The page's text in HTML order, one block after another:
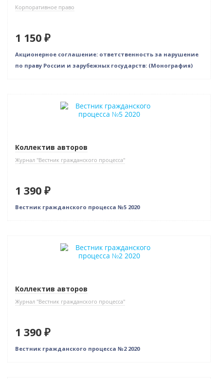
Корпоративное право
1 150 ₽
Акционерное соглашение: ответственность за нарушение
по праву России и зарубежных государств: (Монография)
Коллектив авторов
Журнал "Вестник гражданского процесса"
1 390 ₽
Вестник гражданского процесса №5 2020
Коллектив авторов
Журнал "Вестник гражданского процесса"
1 390 ₽
Вестник гражданского процесса №2 2020